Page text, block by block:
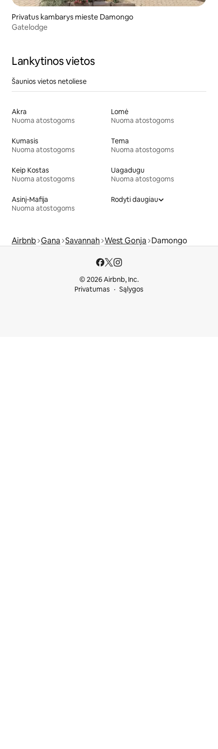
Privatus kambarys mieste Damongo
Gatelodge
Lankytinos vietos
Šaunios vietos netoliese
Akra
Nuoma atostogoms
Lomė
Nuoma atostogoms
Kumasis
Nuoma atostogoms
Tema
Nuoma atostogoms
Keip Kostas
Nuoma atostogoms
Uagadugu
Nuoma atostogoms
Asinį-Mafija
Nuoma atostogoms
Rodyti daugiau
Airbnb Gana Savannah West Gonja Damongo
© 2026 Airbnb, Inc.
Privatumas
Sąlygos